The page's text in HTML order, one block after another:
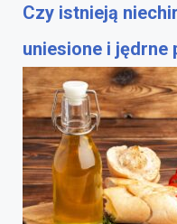
Czy istnieją
uniesione i jędrne